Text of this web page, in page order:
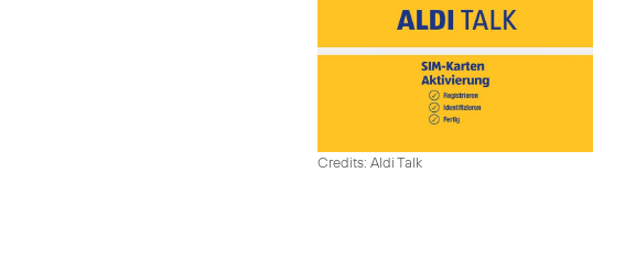
Credits: Aldi Talk